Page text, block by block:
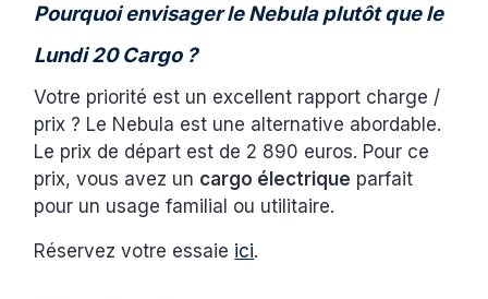
Pourquoi envisager le Nebula plutôt que le
Lundi 20 Cargo ?
Votre priorité est un excellent rapport charge /
prix ? Le Nebula est une alternative abordable.
Le prix de départ est de 2 890 euros. Pour ce
prix, vous avez un cargo électrique parfait
pour un usage familial ou utilitaire.
Réservez votre essaie ici.